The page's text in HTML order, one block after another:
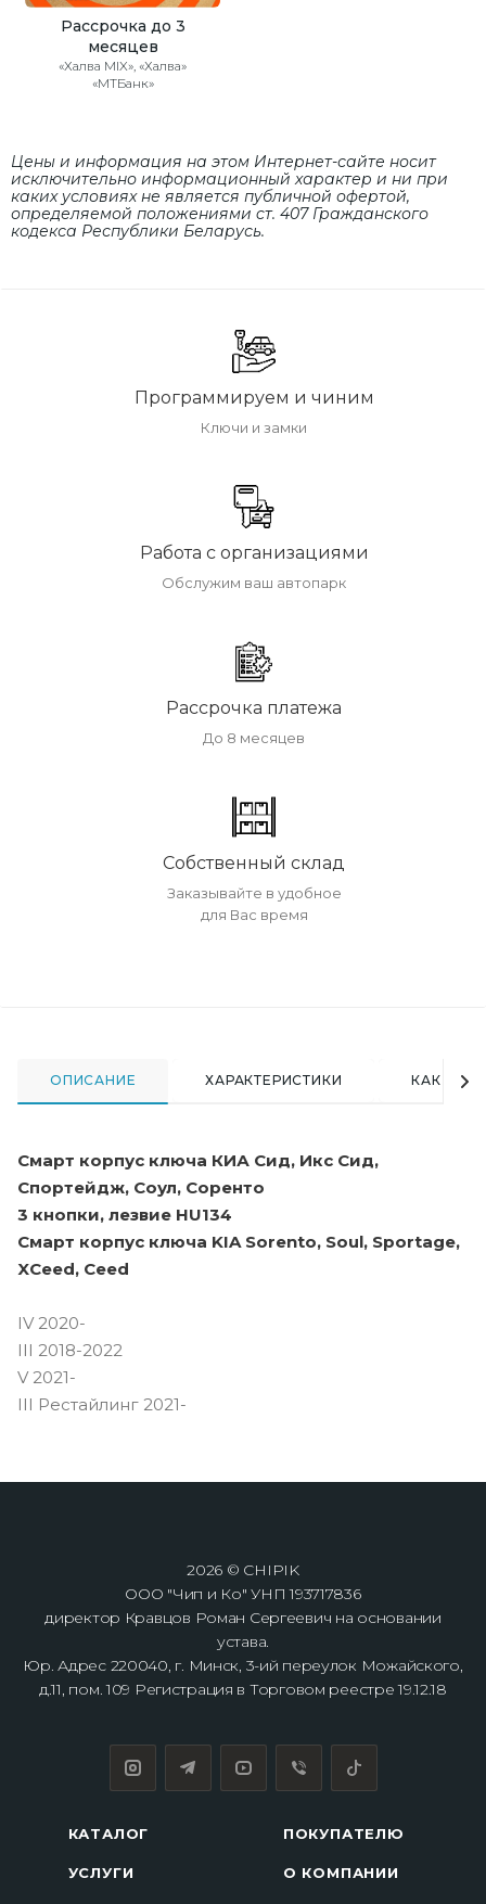
Рассрочка до 3
месяцев
«Халва MIX», «Халва»
«МТБанк»
Цены и информация на этом Интернет-сайте носит
исключительно информационный характер и ни при
каких условиях не является публичной офертой,
определяемой положениями cт. 407 Гражданского
кодекса Республики Беларусь.
Программируем и чиним
Ключи и замки
Работа с организациями
Обслужим ваш автопарк
Рассрочка платежа
До 8 месяцев
Собственный склад
Заказывайте в удобное
для Вас время
ОПИСАНИЕ ХАРАКТЕРИСТИКИ КАК
Смарт корпус ключа КИА Сид, Икс Сид,
Спортейдж, Соул, Соренто
3 кнопки, лезвие HU134
Смарт корпус ключа KIA Sorento, Soul, Sportage,
XCeed, Ceed
IV 2020-
III 2018-2022
V 2021-
III Рестайлинг 2021-
2026 © CHIPIK
ООО "Чип и Ко" УНП 193717836
директор Кравцов Роман Сергеевич на основании
устава.
Юр. Адрес 220040, г. Минск, 3-ий переулок Можайского,
д.11, пом. 109 Регистрация в Торговом реестре 19.12.18
КАТАЛОГ
УСЛУГИ
ПОКУПАТЕЛЮ
О КОМПАНИИ